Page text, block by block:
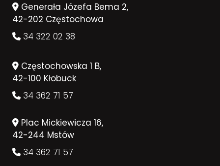
Generała Józefa Bema 2,
42-202 Częstochowa
34 322 02 38
Częstochowska 1 B,
42-100 Kłobuck
34 362 71 57
Plac Mickiewicza 16,
42-244 Mstów
34 362 71 57